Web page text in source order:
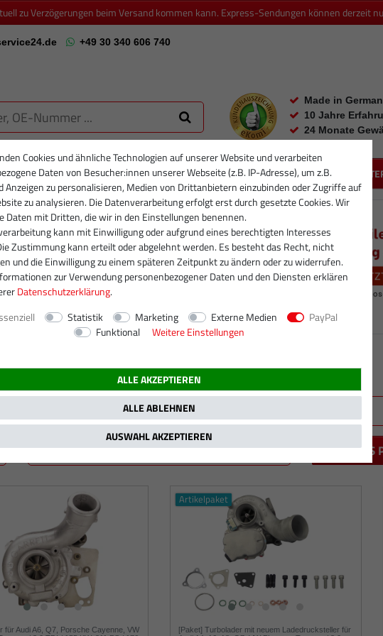
zu Verzögerungen beim Versand kommen kann. Express-Sendungen können derzeit
+49 30 340 606 740
Made in
10 Jahre
24 Monate
PARTIKELFILTER NEU INJEKTOREN RUMPFGRUPPEN
kW / 211 PS
DAS
für Audi A6, Q7, Porsche Cayenne, VW
Artikelpaket
[Paket] Turbolader mit neuem Ladedrucksteller für
Cookies und ähnliche Technologien auf unserer Website und verarbeiten
Daten von Besucher:innen unserer Webseite (z.B. IP-Adresse), um z.B.
Anzeigen zu personalisieren, Medien von Drittanbietern einzubinden oder Zugriffe auf
zu analysieren. Die Datenverarbeitung erfolgt erst durch gesetzte Cookies. Wir
Daten mit Dritten, die wir in den Einstellungen benennen.
kann mit Einwilligung oder aufgrund eines berechtigten Interesses
Zustimmung kann erteilt oder abgelehnt werden. Es besteht das Recht, nicht
und die Einwilligung zu einem späteren Zeitpunkt zu ändern oder zu widerrufen.
zur Verwendung personenbezogener Daten und den Diensten erklären
Daten­schutz­erklärung.
Statistik Marketing Externe Medien
PayPal
Funktional
Weitere Einstellungen
ALLE AKZEPTIEREN
ALLE ABLEHNEN
AUSWAHL AKZEPTIEREN